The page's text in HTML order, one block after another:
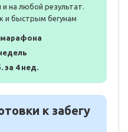
на любой результат.
и быстрым бегунам
за 4 нед.
к забегу